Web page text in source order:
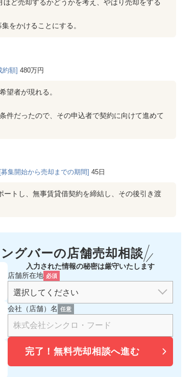
ど売却するかどうかを考え、やはり売却をする
をかけることにする。
約額] 480万円
望者が現れる。
件だったので、その申込者で契約に向けて進めて
[募集開始から売却までの期間] 45日
トし、無事賃貸借契約を締結し、その後引き渡
グバーの店舗売却相談
入力された情報の秘密は厳守いたします
店舗所在地 必須
会社（店舗）名 任意
完了！無料売却相談へ進む